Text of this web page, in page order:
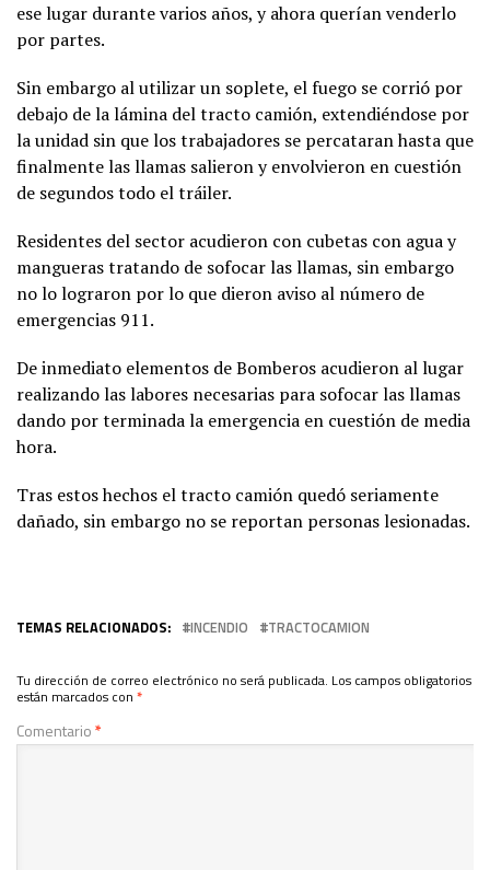
ese lugar durante varios años, y ahora querían venderlo
por partes.
Sin embargo al utilizar un soplete, el fuego se corrió por
debajo de la lámina del tracto camión, extendiéndose por
la unidad sin que los trabajadores se percataran hasta que
finalmente las llamas salieron y envolvieron en cuestión
de segundos todo el tráiler.
Residentes del sector acudieron con cubetas con agua y
mangueras tratando de sofocar las llamas, sin embargo
no lo lograron por lo que dieron aviso al número de
emergencias 911.
De inmediato elementos de Bomberos acudieron al lugar
realizando las labores necesarias para sofocar las llamas
dando por terminada la emergencia en cuestión de media
hora.
Tras estos hechos el tracto camión quedó seriamente
dañado, sin embargo no se reportan personas lesionadas.
TEMAS RELACIONADOS: INCENDIO TRACTOCAMION
Tu dirección de correo electrónico no será publicada. Los campos obligatorios
están marcados con *
Comentario*